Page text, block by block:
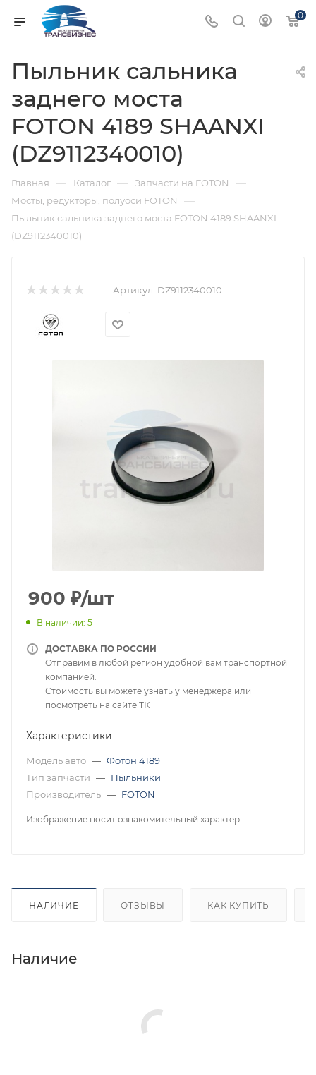
0
Пыльник сальника
заднего моста
FOTON 4189 SHAANXI
(DZ9112340010)
Главная — Каталог — Запчасти на FOTON —
Мосты, редукторы, полуоси FOTON —
Пыльник сальника заднего моста FOTON 4189 SHAANXI
(DZ9112340010)
Артикул: DZ9112340010
900 ₽/шт
В наличии: 5
ДОСТАВКА ПО РОССИИ
Отправим в любой регион удобной вам транспортной
компанией.
Стоимость вы можете узнать у менеджера или
посмотреть на сайте ТК
Характеристики
Модель авто — Фотон 4189
Тип запчасти — Пыльники
Производитель — FOTON
Изображение носит ознакомительный характер
НАЛИЧИЕ ОТЗЫВЫ КАК КУПИТЬ
Наличие